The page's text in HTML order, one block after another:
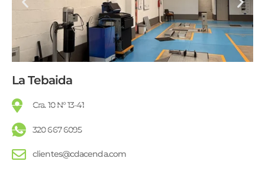
La Tebaida
Cra. 10 N° 13-41
320 667 6095
clientes@cdacenda.com